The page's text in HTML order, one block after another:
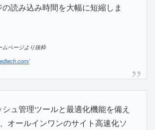
の読み込み時間を大幅に短縮しま
ムページより抜粋
ュ管理ツールと最適化機能を備え
オールインワンのサイト高速化ソ